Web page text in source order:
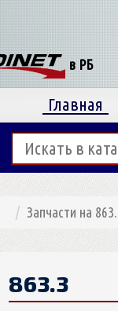
в РБ
Главная
Запчасти на
863.3